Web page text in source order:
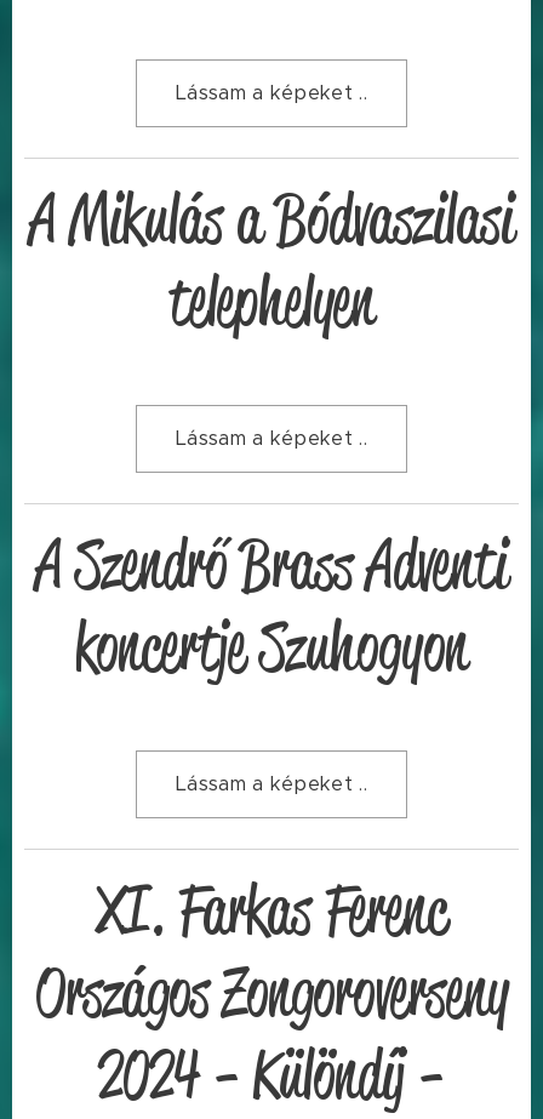
Lássam a képeket ..
A Mikulás a Bódvaszilasi
telephelyen
Lássam a képeket ..
A Szendrő Brass Adventi
koncertje Szuhogyon
Lássam a képeket ..
XI. Farkas Ferenc
Országos Zongoroverseny
2024 - Különdíj -